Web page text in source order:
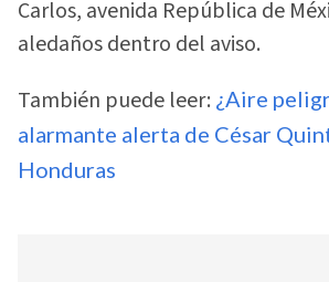
Carlos, avenida República de
aledaños dentro del aviso.
También puede leer: ¿Aire
alarmante alerta de César
Honduras